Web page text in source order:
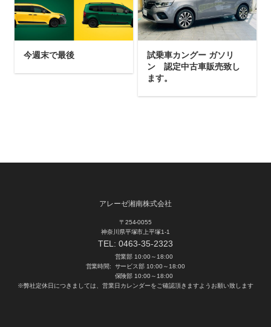
今週末で最後
試乗車カングー ガソリ
ン 認定中古車販売致し
ます。
アレーゼ湘南株式会社
〒254-0055
神奈川県平塚市上平塚1-1
TEL:0463-35-2323
営業時間:
営業部 10:00～18:00
サービス部 10:00～18:00
保険部 10:00～18:00
※弊社定休日につきましては、営業日カレンダーをご確認頂きますようお願い致します